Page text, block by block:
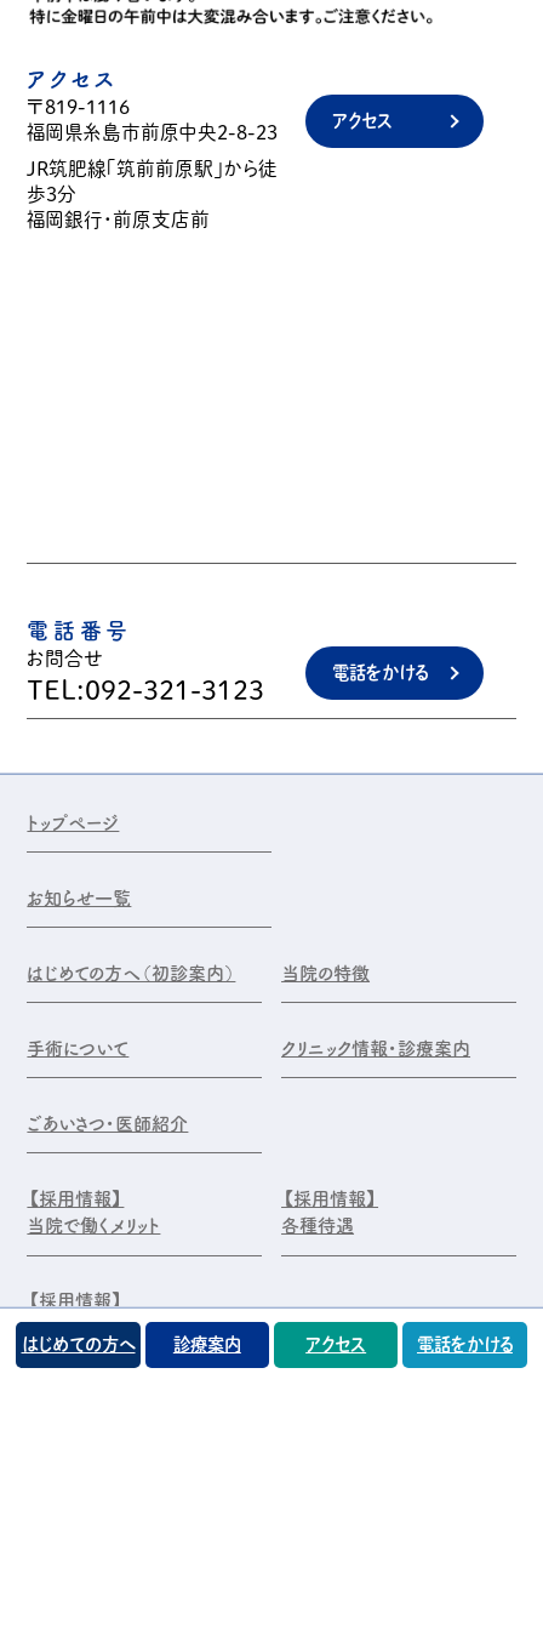
アクセス
〒819-1116
福岡県糸島市前原中央2-8-23
JR筑肥線「筑前前原駅」から徒
歩3分
福岡銀行・前原支店前
アクセス
電話番号
お問合せ
TEL:092-321-3123
電話をかける
トップページ
お知らせ一覧
はじめての方へ（初診案内） 当院の特徴
手術について クリニック情報・診療案内
ごあいさつ・医師紹介
【採用情報】
当院で働くメリット
【採用情報】
各種待遇
【採用情報】
エントリー・お問合せ
はじめての方へ 診療案内 アクセス 電話をかける